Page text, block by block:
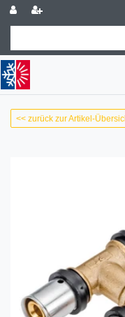
<< zurück zur Artikel-